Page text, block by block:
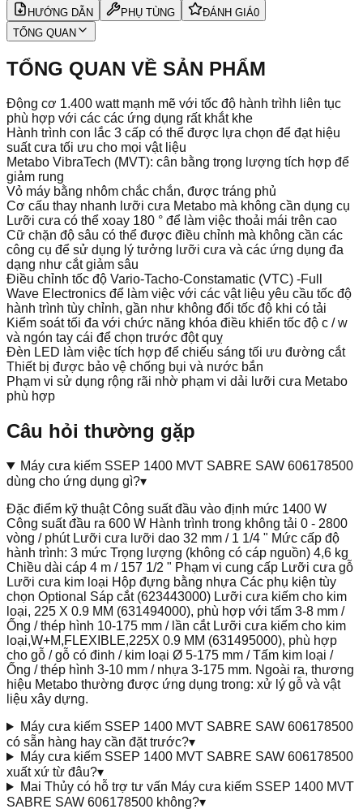
HƯỚNG DẪN
PHỤ TÙNG ĐÁNH GIÁ0
TỔNG QUAN
TỔNG QUAN VỀ SẢN PHẨM
Động cơ 1.400 watt mạnh mẽ với tốc độ hành trìhh liên tục
phù hợp với các các ứng dụng rất khắt khe
Hành trình con lắc 3 cấp có thể được lựa chọn để đạt hiệu
suất cưa tối ưu cho mọi vật liệu
Metabo VibraTech (MVT): cân bằng trọng lượng tích hợp để
giảm rung
Vỏ máy bằng nhôm chắc chắn, được tráng phủ
Cơ cấu thay nhanh lưỡi cưa Metabo mà không cần dụng cụ
Lưỡi cưa có thể xoay 180 ° để làm việc thoải mái trên cao
Cữ chặn độ sâu có thể được điều chỉnh mà không cần các
công cụ để sử dụng lý tưởng lưỡi cưa và các ứng dụng đa
dạng như cắt giảm sâu
Điều chỉnh tốc độ Vario-Tacho-Constamatic (VTC) -Full
Wave Electronics để làm việc với các vật liệu yêu cầu tốc độ
hành trình tùy chỉnh, gần như không đổi tốc độ khi có tải
Kiểm soát tối đa với chức năng khóa điều khiển tốc độ c / w
và ngón tay cái để chọn trước đột quỵ
Đèn LED làm việc tích hợp để chiếu sáng tối ưu đường cắt
Thiết bị được bảo vệ chống bụi và nước bắn
Phạm vi sử dụng rộng rãi nhờ phạm vi dải lưỡi cưa Metabo
phù hợp
Câu hỏi thường gặp
Máy cưa kiếm SSEP 1400 MVT SABRE SAW 606178500
dùng cho ứng dụng gì?▾
Đặc điểm kỹ thuật Công suất đầu vào định mức 1400 W
Công suất đầu ra 600 W Hành trình trong không tải 0 - 2800
vòng / phút Lưỡi cưa lưỡi dao 32 mm / 1 1/4 " Mức cấp độ
hành trình: 3 mức Trọng lượng (không có cáp nguồn) 4,6 kg
Chiều dài cáp 4 m / 157 1/2 " Phạm vi cung cấp Lưỡi cưa gỗ
Lưỡi cưa kim loại Hộp đựng bằng nhựa Các phụ kiện tùy
chọn Optional Sáp cắt (623443000) Lưỡi cưa kiếm cho kim
loại, 225 X 0.9 MM (631494000), phù hợp với tấm 3-8 mm /
Ống / thép hình 10-175 mm / lần cắt Lưỡi cưa kiếm cho kim
loại,W+M,FLEXIBLE,225X 0.9 MM (631495000), phù hợp
cho gỗ / gỗ có đinh / kim loại Ø 5-175 mm / Tấm kim loại /
Ống / thép hình 3-10 mm / nhựa 3-175 mm. Ngoài ra, thương
hiệu Metabo thường được ứng dụng trong: xử lý gỗ và vật
liệu xây dựng.
Máy cưa kiếm SSEP 1400 MVT SABRE SAW 606178500
có sẵn hàng hay cần đặt trước?▾
Máy cưa kiếm SSEP 1400 MVT SABRE SAW 606178500
xuất xứ từ đâu?▾
Mai Thủy có hỗ trợ tư vấn Máy cưa kiếm SSEP 1400 MVT
SABRE SAW 606178500 không?▾